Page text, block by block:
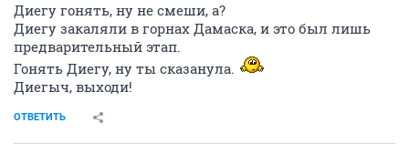
Диегу гонять, ну не смеши, а?
Диегу закаляли в горнах Дамаска, и это был лишь
предварительный этап.
Гонять Диегу, ну ты сказанула.
Диегыч, выходи!
ОТВЕТИТЬ